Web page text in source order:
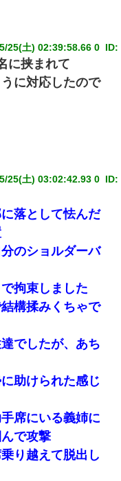
した結果
このまま療養させて下
から、わかれてくださ
１４万 → 俺「２２万も
父「クビ！（激怒」嫁
度と帰ってくるなよ…
んなもんじゃ晴れな
りますか」バカ夫
「どうぞ」
で？」夫「慰謝料
求する」夫「」
たという話をしていた
くさと話を切り上げて
｜ワロタあんてな
25(土) 02:39:58.66 0 ID:
に挟まれて
に対応したので
25(土) 03:02:42.93 0 ID:
落として怯んだ
のショルダーバ
拘束しました
構揉みくちゃで
でしたが、あち
助けられた感じ
席にいる義姉に
で攻撃
り越えて脱出し